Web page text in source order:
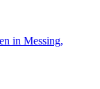
in Messing,